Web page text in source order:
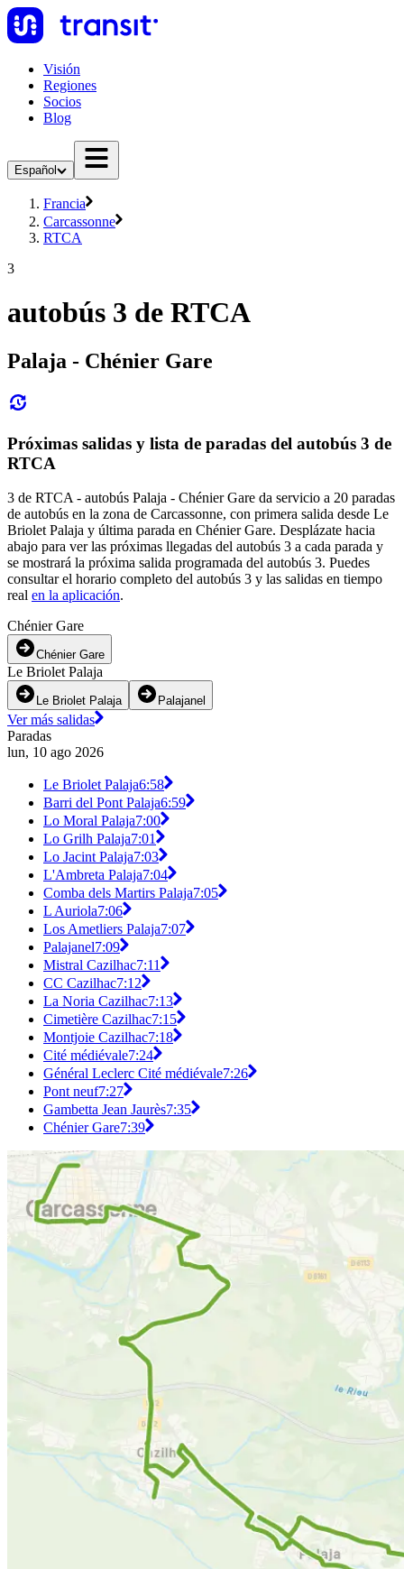
Visión
Regiones
Socios
Blog
Español
Francia
Carcassonne
RTCA
3
autobús 3 de RTCA
Palaja - Chénier Gare
Próximas salidas y lista de paradas del autobús 3 de
RTCA
3 de RTCA - autobús Palaja - Chénier Gare da servicio a 20 paradas
de autobús en la zona de Carcassonne, con primera salida desde Le
Briolet Palaja y última parada en Chénier Gare. Desplázate hacia
abajo para ver las próximas llegadas del autobús 3 a cada parada y
se mostrará la próxima salida programada del autobús 3. Puedes
consultar el horario completo del autobús 3 y las salidas en tiempo
real en la aplicación.
Chénier Gare
Chénier Gare
Le Briolet Palaja
Le Briolet Palaja Palajanel
Ver más salidas
Paradas
lun, 10 ago 2026
Le Briolet Palaja6:58
Barri del Pont Palaja6:59
Lo Moral Palaja7:00
Lo Grilh Palaja7:01
Lo Jacint Palaja7:03
L'Ambreta Palaja7:04
Comba dels Martirs Palaja7:05
L Auriola7:06
Los Ametliers Palaja7:07
Palajanel7:09
Mistral Cazilhac7:11
CC Cazilhac7:12
La Noria Cazilhac7:13
Cimetière Cazilhac7:15
Montjoie Cazilhac7:18
Cité médiévale7:24
Général Leclerc Cité médiévale7:26
Pont neuf7:27
Gambetta Jean Jaurès7:35
Chénier Gare7:39